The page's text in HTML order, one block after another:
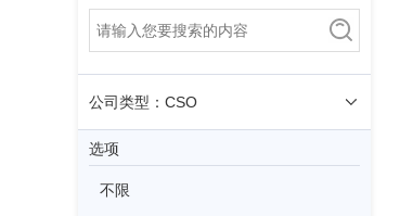
公司类型：CSO
选项
不限